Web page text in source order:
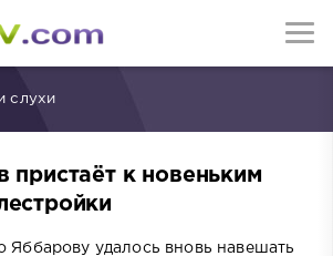
слухи
пристаёт к новеньким
Яббарову удалось вновь навешать